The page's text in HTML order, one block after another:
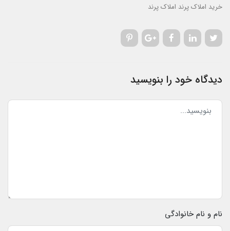
خرید املاک پرند املاک پرند
دیدگاه خود را بنویسید
نام و نام خانوادگی